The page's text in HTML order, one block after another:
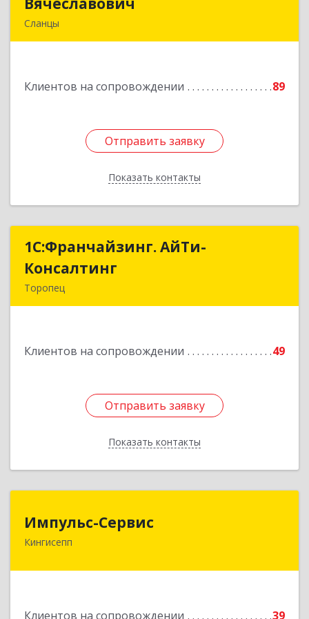
Сланцы
Клиентов на сопровождении 89
Отправить заявку
Показать контакты
Подробнее
Отправить заявку
Назад
1С:Франчайзинг. АйТи-
Консалтинг
Торопец
Клиентов на сопровождении 49
Отправить заявку
Показать контакты
1С:Франчайзинг. АйТи-
Подробнее
Отправить заявку
Назад
Импульс-Сервис
Кингисепп
Клиентов на сопровождении 39
188480, Ленинградская обл, Кингисеппский р-н,